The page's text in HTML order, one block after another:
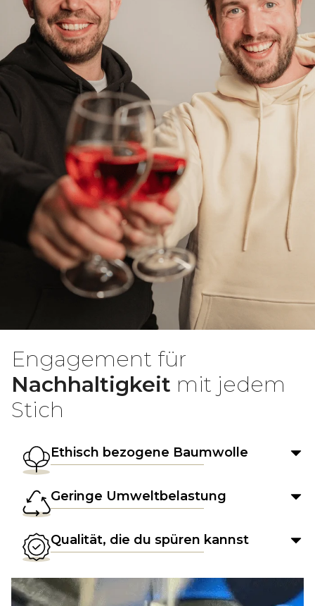
Engagement für
Nachhaltigkeit mit jedem
Stich
Ethisch bezogene Baumwolle
Geringe Umweltbelastung
Qualität, die du spüren kannst